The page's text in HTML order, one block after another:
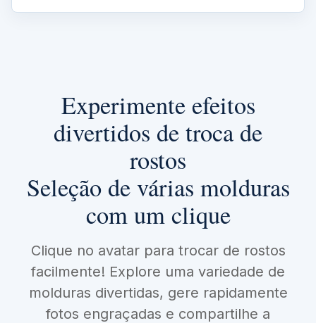
Experimente efeitos
divertidos de troca de
rostos
Seleção de várias molduras
com um clique
Clique no avatar para trocar de rostos
facilmente! Explore uma variedade de
molduras divertidas, gere rapidamente
fotos engraçadas e compartilhe a